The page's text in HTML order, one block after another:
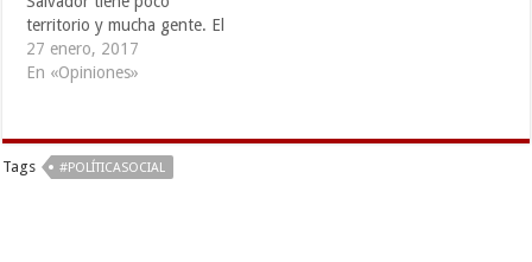
territorio y mucha gente. El
desafío para proveer
desarrollo económico con
acciones de gobierno
eficaces los recursos,
27 enero, 2017
En «Opiniones»
Tags #POLÍTICASOCIAL